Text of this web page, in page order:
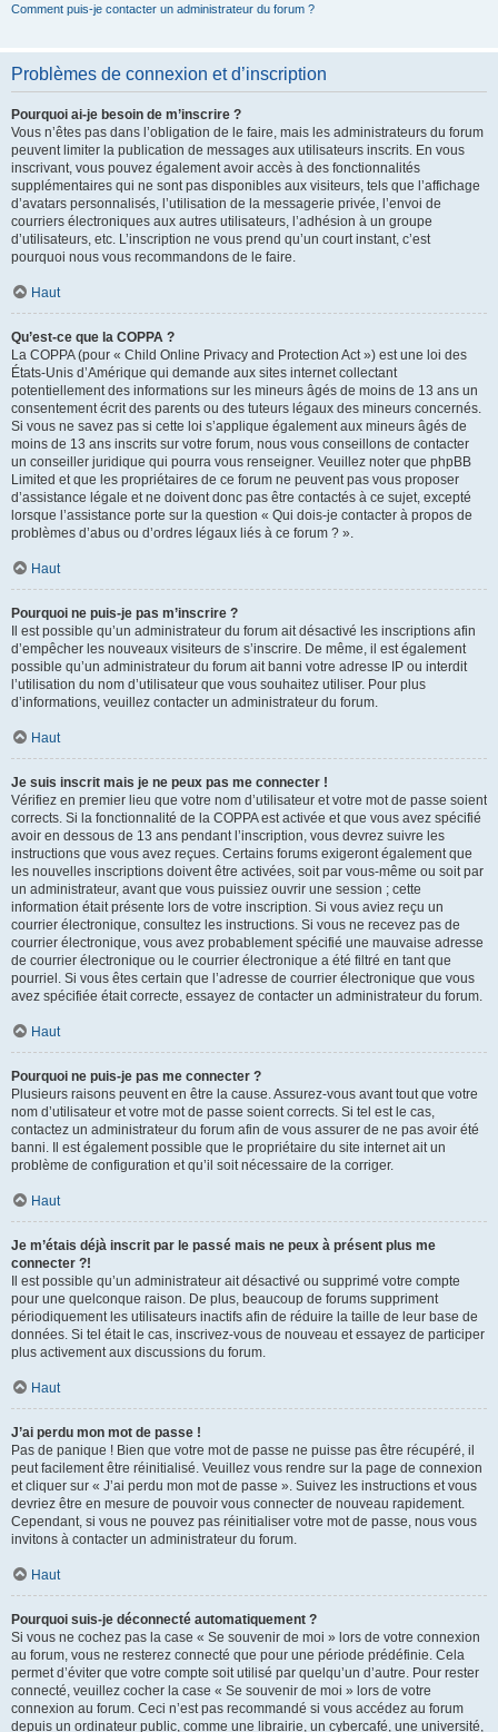
Comment puis-je contacter un administrateur du forum ?
Problèmes de connexion et d’inscription
Pourquoi ai-je besoin de m’inscrire ?
Vous n’êtes pas dans l’obligation de le faire, mais les administrateurs du forum
peuvent limiter la publication de messages aux utilisateurs inscrits. En vous
inscrivant, vous pouvez également avoir accès à des fonctionnalités
supplémentaires qui ne sont pas disponibles aux visiteurs, tels que l’affichage
d’avatars personnalisés, l’utilisation de la messagerie privée, l’envoi de
courriers électroniques aux autres utilisateurs, l’adhésion à un groupe
d’utilisateurs, etc. L’inscription ne vous prend qu’un court instant, c’est
pourquoi nous vous recommandons de le faire.
Haut
Qu’est-ce que la COPPA ?
La COPPA (pour « Child Online Privacy and Protection Act ») est une loi des
États-Unis d’Amérique qui demande aux sites internet collectant
potentiellement des informations sur les mineurs âgés de moins de 13 ans un
consentement écrit des parents ou des tuteurs légaux des mineurs concernés.
Si vous ne savez pas si cette loi s’applique également aux mineurs âgés de
moins de 13 ans inscrits sur votre forum, nous vous conseillons de contacter
un conseiller juridique qui pourra vous renseigner. Veuillez noter que phpBB
Limited et que les propriétaires de ce forum ne peuvent pas vous proposer
d’assistance légale et ne doivent donc pas être contactés à ce sujet, excepté
lorsque l’assistance porte sur la question « Qui dois-je contacter à propos de
problèmes d’abus ou d’ordres légaux liés à ce forum ? ».
Haut
Pourquoi ne puis-je pas m’inscrire ?
Il est possible qu’un administrateur du forum ait désactivé les inscriptions afin
d’empêcher les nouveaux visiteurs de s’inscrire. De même, il est également
possible qu’un administrateur du forum ait banni votre adresse IP ou interdit
l’utilisation du nom d’utilisateur que vous souhaitez utiliser. Pour plus
d’informations, veuillez contacter un administrateur du forum.
Haut
Je suis inscrit mais je ne peux pas me connecter !
Vérifiez en premier lieu que votre nom d’utilisateur et votre mot de passe soient
corrects. Si la fonctionnalité de la COPPA est activée et que vous avez spécifié
avoir en dessous de 13 ans pendant l’inscription, vous devrez suivre les
instructions que vous avez reçues. Certains forums exigeront également que
les nouvelles inscriptions doivent être activées, soit par vous-même ou soit par
un administrateur, avant que vous puissiez ouvrir une session ; cette
information était présente lors de votre inscription. Si vous aviez reçu un
courrier électronique, consultez les instructions. Si vous ne recevez pas de
courrier électronique, vous avez probablement spécifié une mauvaise adresse
de courrier électronique ou le courrier électronique a été filtré en tant que
pourriel. Si vous êtes certain que l’adresse de courrier électronique que vous
avez spécifiée était correcte, essayez de contacter un administrateur du forum.
Haut
Pourquoi ne puis-je pas me connecter ?
Plusieurs raisons peuvent en être la cause. Assurez-vous avant tout que votre
nom d’utilisateur et votre mot de passe soient corrects. Si tel est le cas,
contactez un administrateur du forum afin de vous assurer de ne pas avoir été
banni. Il est également possible que le propriétaire du site internet ait un
problème de configuration et qu’il soit nécessaire de la corriger.
Haut
Je m’étais déjà inscrit par le passé mais ne peux à présent plus me
connecter ?!
Il est possible qu’un administrateur ait désactivé ou supprimé votre compte
pour une quelconque raison. De plus, beaucoup de forums suppriment
périodiquement les utilisateurs inactifs afin de réduire la taille de leur base de
données. Si tel était le cas, inscrivez-vous de nouveau et essayez de participer
plus activement aux discussions du forum.
Haut
J’ai perdu mon mot de passe !
Pas de panique ! Bien que votre mot de passe ne puisse pas être récupéré, il
peut facilement être réinitialisé. Veuillez vous rendre sur la page de connexion
et cliquer sur « J’ai perdu mon mot de passe ». Suivez les instructions et vous
devriez être en mesure de pouvoir vous connecter de nouveau rapidement.
Cependant, si vous ne pouvez pas réinitialiser votre mot de passe, nous vous
invitons à contacter un administrateur du forum.
Haut
Pourquoi suis-je déconnecté automatiquement ?
Si vous ne cochez pas la case « Se souvenir de moi » lors de votre connexion
au forum, vous ne resterez connecté que pour une période prédéfinie. Cela
permet d’éviter que votre compte soit utilisé par quelqu’un d’autre. Pour rester
connecté, veuillez cocher la case « Se souvenir de moi » lors de votre
connexion au forum. Ceci n’est pas recommandé si vous accédez au forum
depuis un ordinateur public, comme une librairie, un cybercafé, une université,